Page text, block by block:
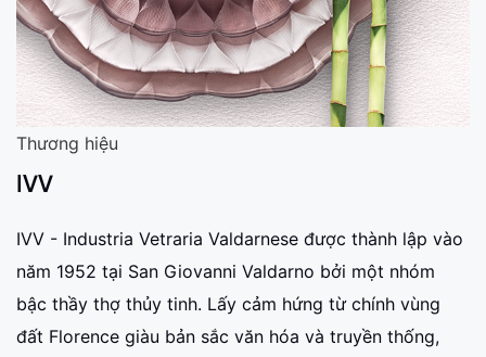
Thương hiệu
IVV
IVV - Industria Vetraria Valdarnese được thành lập vào
năm 1952 tại San Giovanni Valdarno bởi một nhóm
bậc thầy thợ thủy tinh. Lấy cảm hứng từ chính vùng
đất Florence giàu bản sắc văn hóa và truyền thống,